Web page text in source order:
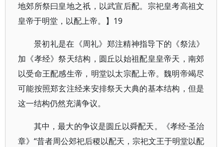
地郊所祭曰皇地之祇，以武宣后配。宗祀皇考高祖文
皇帝于明堂，以配上帝。】19
景初礼是在《周礼》郑注精神指导下的《祭法》
加《孝经》祭天结构，圆丘以始祖配皇皇帝天，南郊
以受命王配感生帝，明堂以太宗配上帝。魏明帝竭尽
可能按照郑玄注经来安排祭天大典的基本结构，但是
这一结构仍然充满争议。
其中，最大的争议是圆丘以舜配天。《孝经·圣治
章》“昔者周公郊祀后稷以配天，宗祀文王于明堂以配